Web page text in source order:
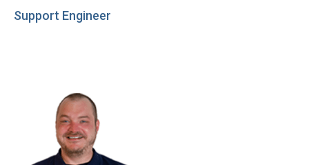
Support Engineer